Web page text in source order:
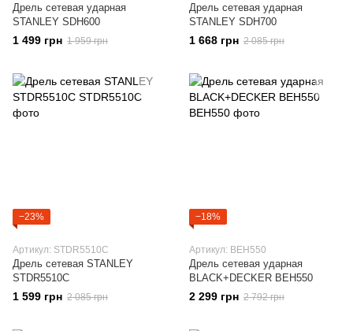
Дрель сетевая ударная
STANLEY SDH600
1 499 грн 1 959 грн
Дрель сетевая ударная
STANLEY SDH700
1 668 грн 2 085 грн
−23%
Артикул: STDR5510C
Дрель сетевая STANLEY
STDR5510C
1 599 грн 2 085 грн
−18%
Артикул: BEH550
Дрель сетевая ударная
BLACK+DECKER BEH550
2 299 грн 2 792 грн